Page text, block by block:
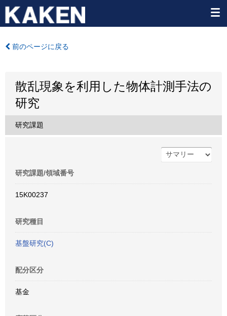
前のページに戻る
散乱現象を利用した物体計測手法の
研究
研究課題
研究課題/領域番号
15K00237
研究種目
基盤研究(C)
配分区分
基金